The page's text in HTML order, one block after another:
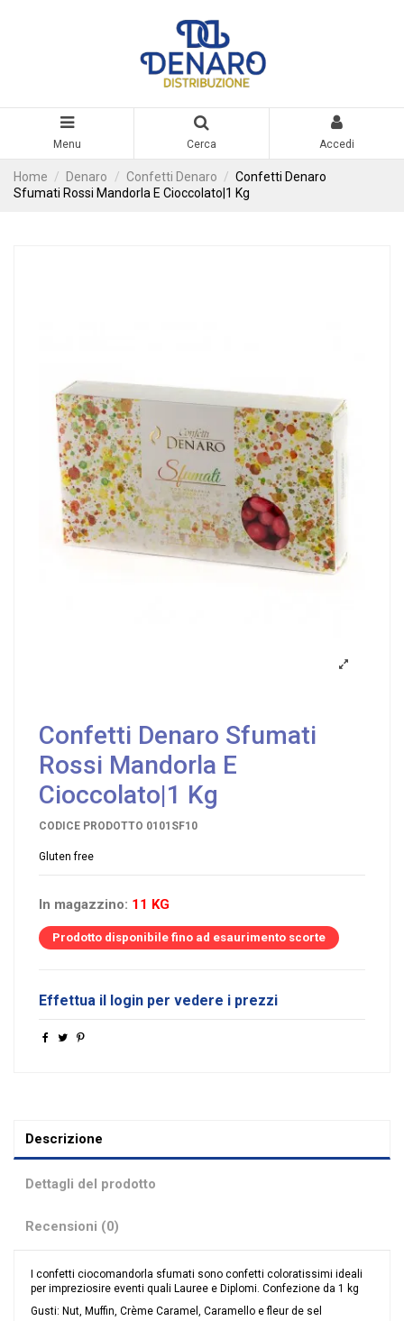
Menu Cerca Accedi
Home Denaro Confetti Denaro
Confetti Denaro
Sfumati Rossi Mandorla E Cioccolato|1 Kg
Confetti Denaro Sfumati
Rossi Mandorla E
Cioccolato|1 Kg
CODICE PRODOTTO 0101SF10
Gluten free
In magazzino: 11 KG
Prodotto disponibile fino ad esaurimento scorte
Effettua il login per vedere i prezzi
Descrizione
Dettagli del prodotto
Recensioni (0)
I confetti ciocomandorla sfumati sono confetti coloratissimi ideali
per impreziosire eventi quali Lauree e Diplomi. Confezione da 1 kg
Gusti: Nut, Muffin, Crème Caramel, Caramello e fleur de sel